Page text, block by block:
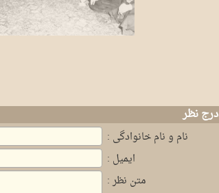
درج نظر
نام و نام خانوادگی :
ایمیل :
متن نظر :